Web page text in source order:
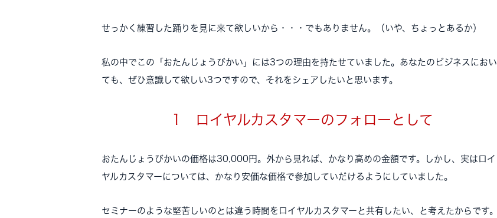
せっかく練習した踊りを見に来て欲しいから・・・でもありません。（いや、ちょっとあるか）
私の中でこの「おたんじょうびかい」には3つの理由を持たせていました。あなたのビジネスにおい
ても、ぜひ意識して欲しい3つですので、それをシェアしたいと思います。
1 ロイヤルカスタマーのフォローとして
おたんじょうびかいの価格は30,000円。外から見れば、かなり高めの金額です。しかし、実はロイ
ヤルカスタマーについては、かなり安価な価格で参加していだけるようにしていました。
セミナーのような堅苦しいのとは違う時間をロイヤルカスタマーと共有したい、と考えたからです。